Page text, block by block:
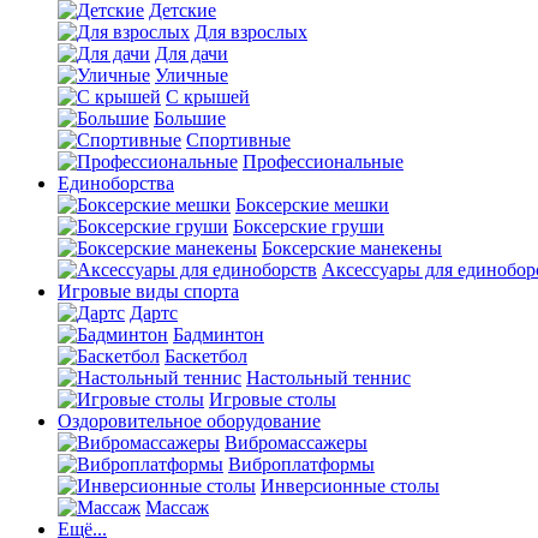
Детские
Для взрослых
Для дачи
Уличные
С крышей
Большие
Спортивные
Профессиональные
Единоборства
Боксерские мешки
Боксерские груши
Боксерские манекены
Аксессуары для
Игровые виды спорта
Дартс
Бадминтон
Баскетбол
Настольный теннис
Игровые столы
Оздоровительное оборудование
Вибромассажеры
Виброплатформы
Инверсионные столы
Массаж
Ещё...